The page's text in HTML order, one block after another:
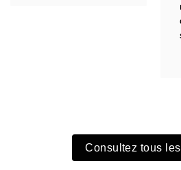
Consultez tous